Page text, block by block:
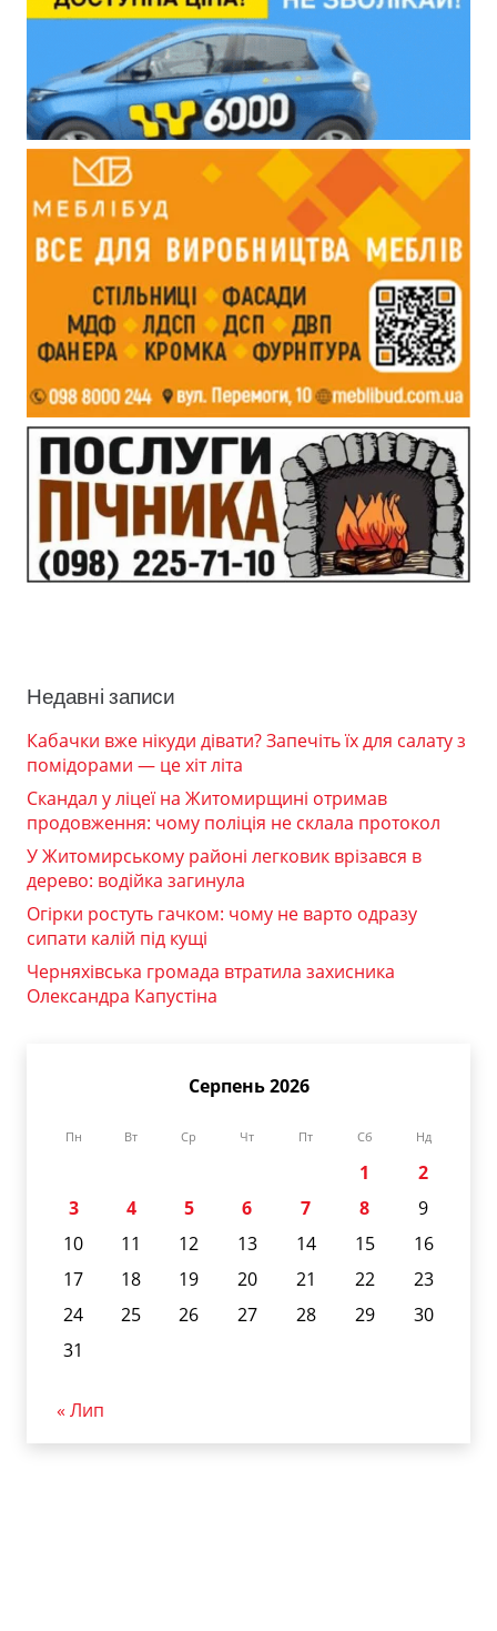
Недавні записи
Кабачки вже нікуди дівати? Запечіть їх для салату з
помідорами — це хіт літа
Скандал у ліцеї на Житомирщині отримав
продовження: чому поліція не склала протокол
У Житомирському районі легковик врізався в
дерево: водійка загинула
Огірки ростуть гачком: чому не варто одразу
сипати калій під кущі
Черняхівська громада втратила захисника
Олександра Капустіна
Серпень 2026
Пн Вт Ср Чт Пт Сб Нд
1
2
3
4 5 6 7 8
9
10
11 12 13 14 15
16
17
18 19 20 21 22
23
24
25 26 27 28 29
30
31
« Лип